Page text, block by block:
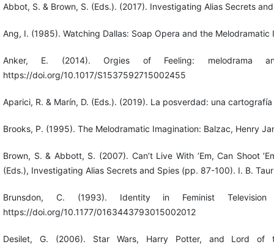
Abbot, S. & Brown, S. (Eds.). (2017). Investigating Alias Secrets
Ang, I. (1985). Watching Dallas: Soap Opera and the Melodramatic
Anker, E. (2014). Orgies of Feeling: melodrama
https://doi.org/10.1017/S1537592715002455
Aparici, R. & Marín, D. (Eds.). (2019). La posverdad: una
Brooks, P. (1995). The Melodramatic Imagination: Balzac, Henry
Brown, S. & Abbott, S. (2007). Can’t Live With ’Em, Can Shoot
(Eds.), Investigating Alias Secrets and Spies (pp. 87-100). I. B.
Brunsdon, C. (1993). Identity in Feminist
https://doi.org/10.1177/0163443793015002012
Desilet, G. (2006). Star Wars, Harry Potter, and Lord of